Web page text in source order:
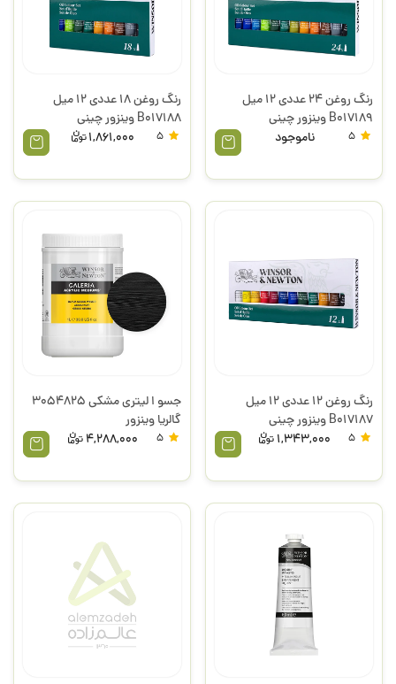
رنگ روغن 24 عددی 12 میل
B017189 وینزور چینی
ناموجود
رنگ روغن 18 عددی 12 میل
B017188 وینزور چینی
1,861,000
رنگ روغن 12 عددی 12 میل
B017187 وینزور چینی
1,343,000
جسو ا لیتری مشکی 3054825
گالریا وینزور
4,288,000